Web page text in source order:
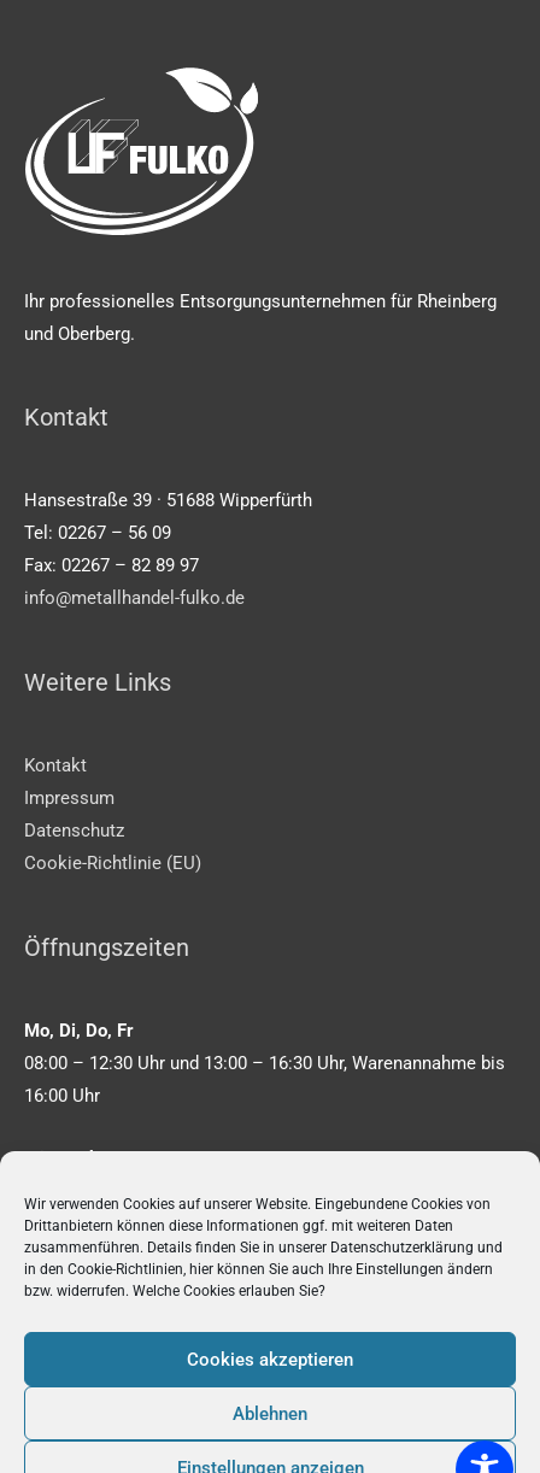
Wir verwenden Cookies auf unserer Website. Eingebundene Cookies von
Drittanbietern können diese Informationen ggf. mit weiteren Daten
zusammenführen. Details finden Sie in unserer Datenschutzerklärung und
in den Cookie-Richtlinien, hier können Sie auch Ihre Einstellungen ändern
bzw. widerrufen. Welche Cookies erlauben Sie?
Cookies akzeptieren
Ablehnen
Einstellungen anzeigen
Ihr professionelles Entsorgungsunternehmen für Rheinberg
und Oberberg.
Kontakt
Hansestraße 39 · 51688 Wipperfürth
Tel: 02267 – 56 09
Fax: 02267 – 82 89 97
info@metallhandel-fulko.de
Weitere Links
Kontakt
Impressum
Datenschutz
Cookie-Richtlinie (EU)
Öffnungszeiten
Mo, Di, Do, Fr
08:00 – 12:30 Uhr und 13:00 – 16:30 Uhr, Warenannahme bis
16:00 Uhr
Mittwochs
17:30 Uhr
Samstagsgeschlossen
Copyright © 2026Metallhandel Fulko| Realisation &